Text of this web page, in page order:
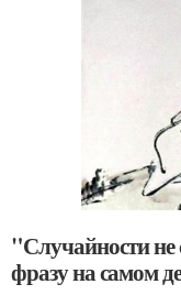
"Случайности не
фразу на самом